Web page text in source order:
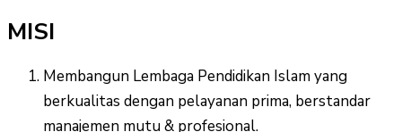
MISI
Membangun Lembaga Pendidikan Islam yang
berkualitas dengan pelayanan prima, berstandar
manajemen mutu & profesional.